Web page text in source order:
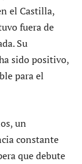
el Castilla,
fuera de
Su
sido positivo,
para el
un
constante
que debute